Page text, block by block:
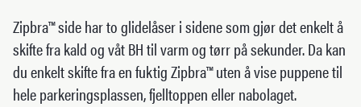
Zipbra™ side har to glidelåser i sidene som gjør det enkelt å
skifte fra kald og våt BH til varm og tørr på sekunder. Da kan
du enkelt skifte fra en fuktig Zipbra™ uten å vise puppene til
hele parkeringsplassen, fjelltoppen eller nabolaget.